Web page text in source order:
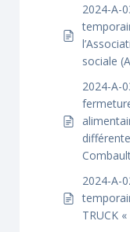
2024-A-
sociale
2024-A-
2024-A-
TRUCK «